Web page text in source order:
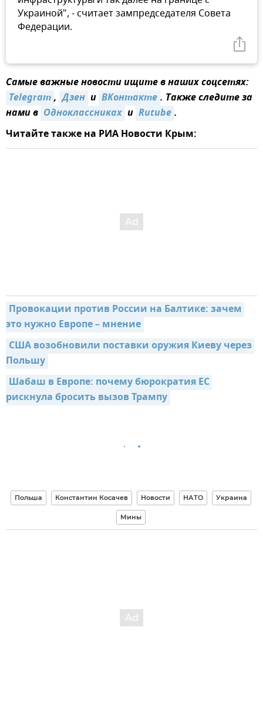
Украиной", - считает зампредседателя Совета
Федерации.
Самые важные новости ищите в наших соцсетях:
Telegram, Дзен и ВКонтакте. Также следите за
нами в Одноклассниках и Rutube.
Читайте также на РИА Новости Крым:
Провокации против России на Балтике: зачем
это нужно Европе – мнение
США возобновили поставки оружия Киеву через
Польшу
Шабаш в Европе: почему бюрократия ЕС
рискнула бросить вызов Трампу
Польша Константин Косачев Новости НАТО Украина
Мины